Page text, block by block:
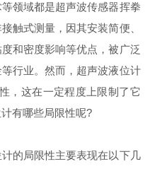
领域都是超声波传感器挥拳
触式测量，因其安装简便、
和密度影响等优点，被广泛
行业。然而，超声波液位计
，这在一定程度上限制了它
有哪些局限性呢?
的局限性主要表现在以下几